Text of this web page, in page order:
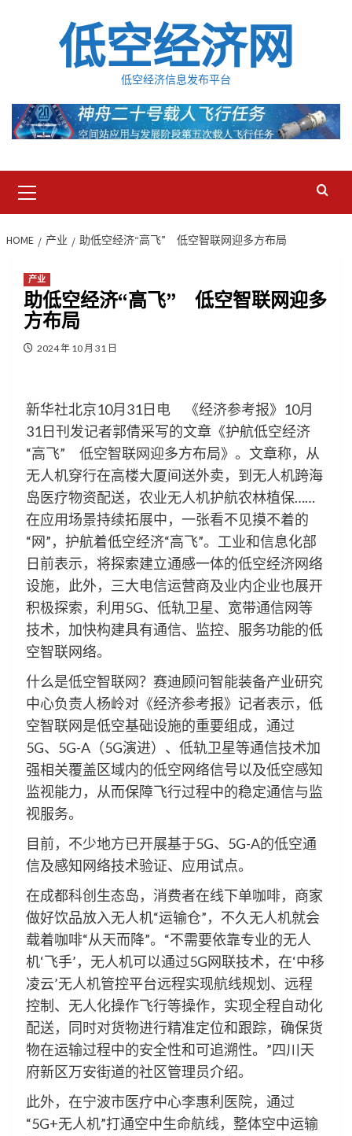
低空经济网
低空经济信息发布平台
Menu
HOME 产业 助低空经济“高飞” 低空智联网迎多方布局
产业
助低空经济“高飞” 低空智联网迎多
方布局
2024 年 10 月 31 日
新华社北京10月31日电 《经济参考报》10月
31日刊发记者郭倩采写的文章《护航低空经济
“高飞” 低空智联网迎多方布局》。文章称，从
无人机穿行在高楼大厦间送外卖，到无人机跨海
岛医疗物资配送，农业无人机护航农林植保……
在应用场景持续拓展中，一张看不见摸不着的
“网”，护航着低空经济“高飞”。工业和信息化部
日前表示，将探索建立通感一体的低空经济网络
设施，此外，三大电信运营商及业内企业也展开
积极探索，利用5G、低轨卫星、宽带通信网等
技术，加快构建具有通信、监控、服务功能的低
空智联网络。
什么是低空智联网？赛迪顾问智能装备产业研究
中心负责人杨岭对《经济参考报》记者表示，低
空智联网是低空基础设施的重要组成，通过
5G、5G-A（5G演进）、低轨卫星等通信技术加
强相关覆盖区域内的低空网络信号以及低空感知
监视能力，从而保障飞行过程中的稳定通信与监
视服务。
目前，不少地方已开展基于5G、5G-A的低空通
信及感知网络技术验证、应用试点。
在成都科创生态岛，消费者在线下单咖啡，商家
做好饮品放入无人机“运输仓”，不久无人机就会
载着咖啡“从天而降”。“不需要依靠专业的无人
机‘飞手’，无人机可以通过5G网联技术，在‘中移
凌云’无人机管控平台远程实现航线规划、远程
控制、无人化操作飞行等操作，实现全程自动化
配送，同时对货物进行精准定位和跟踪，确保货
物在运输过程中的安全性和可追溯性。”四川天
府新区万安街道的社区管理员介绍。
此外，在宁波市医疗中心李惠利医院，通过
“5G+无人机”打通空中生命航线，整体空中运输